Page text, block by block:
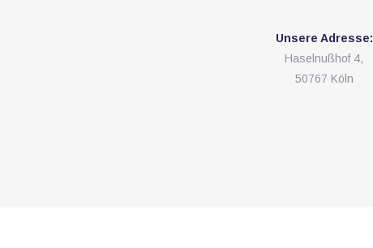
Unsere Adresse:
Haselnußhof 4,
50767 Köln